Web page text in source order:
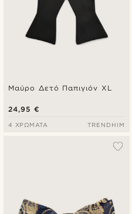
Μαύρο Δετό Παπιγιόν XL
24,95 €
4 ΧΡΏΜΑΤΑ TRENDHIM